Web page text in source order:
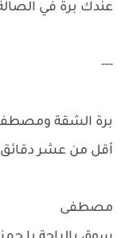
عندك برة في
---
برة الشقة
أقل من عشر
مصطفى